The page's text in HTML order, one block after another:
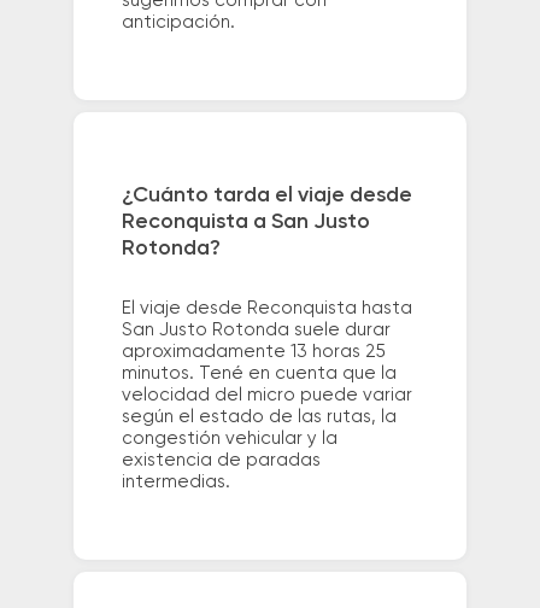
anticipación.
¿Cuánto tarda el viaje desde
Reconquista a San Justo
Rotonda?
El viaje desde Reconquista hasta
San Justo Rotonda suele durar
aproximadamente 13 horas 25
minutos. Tené en cuenta que la
velocidad del micro puede variar
según el estado de las rutas, la
congestión vehicular y la
existencia de paradas
intermedias.